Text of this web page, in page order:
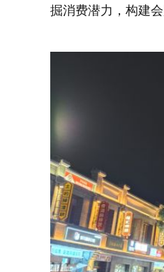
掘消费潜力，构建